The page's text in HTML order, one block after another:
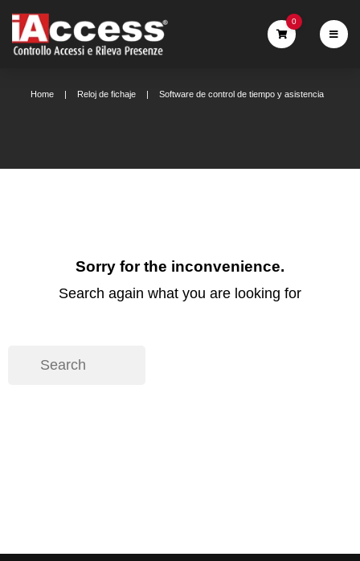
0
Home Reloj de fichaje Software de control de tiempo y asistencia
Sorry for the inconvenience.
Search again what you are looking for